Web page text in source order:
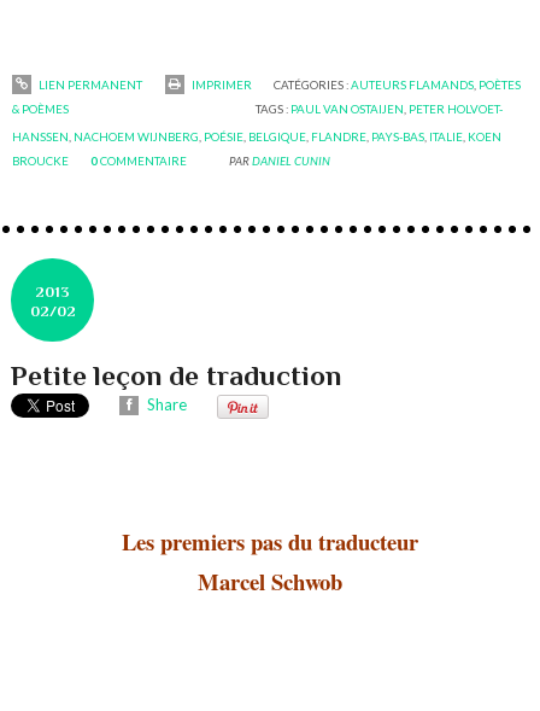
LIEN PERMANENT IMPRIMER CATÉGORIES :AUTEURS FLAMANDS POÈTES
& POÈMES
TAGS : PAUL VAN OSTAIJEN PETER HOLVOET-
HANSSEN NACHOEM WIJNBERG POÉSIE BELGIQUE FLANDRE PAYS-BAS ITALIE KOEN
BROUCKE
0COMMENTAIRE PARDANIEL CUNIN
2013
02/02
Petite leçon de traduction
Share
Les premiers pas du traducteur
Marcel Schwob